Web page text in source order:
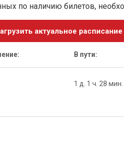
по наличию билетов,
актуальное расписание
В пути:
1 д. 1 ч. 28 мин.